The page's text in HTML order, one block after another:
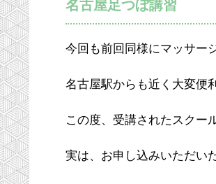
名古屋足つぼ講習
今回も前回同様にマッサー
名古屋駅からも近く大変便
この度、受講されたスクー
実は、お申し込みいただい